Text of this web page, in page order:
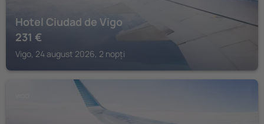
Hotel Ciudad de Vigo
231 €
Vigo, 24 august 2026, 2 nopți